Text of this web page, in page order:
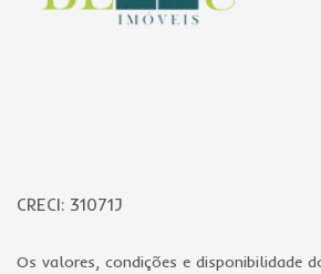
CRECI: 31071J
Os valores, condições e disponibilidade